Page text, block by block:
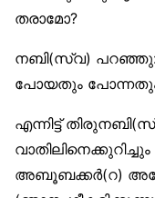
തരാമോ?
നബി(സ്വ) പറഞ്ഞു:
പോയതും
എന്നിട്ട്
അബൂബക്കർ(റ)